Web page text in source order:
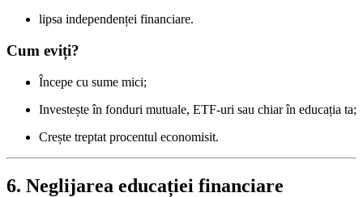
lipsa independenței financiare.
Cum eviți?
Începe cu sume mici;
Investește în fonduri mutuale, ETF-uri sau chiar în educația ta;
Crește treptat procentul economisit.
6. Neglijarea educației financiare